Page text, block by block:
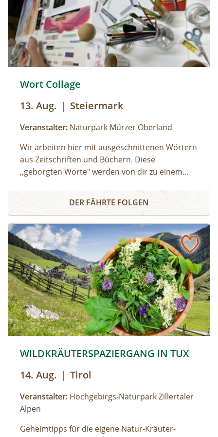
StundenKosten: Erwachsene € 14,- | Kinder (6-
14 Jahre) € 10,- | gratis mit der Sommercard
Wort Collage
13. Aug. | Steiermark
Veranstalter: Naturpark Mürzer Oberland
Wir arbeiten hier mit ausgeschnittenen Wörtern
aus Zeitschriften und Büchern. Diese
,,geborgten Worte" werden von dir zu einem
Worte können herumgeschoben oder
zurechtgeschnitten werden, bis eine für dich
Collagetechnik entstehen Bilder im Kopf. Diese
Bilder und momentane Gefühle können im
Anschluss mit unterschiedlichen Materealien
auf Papier gemalt werden. Der zuvor
entstandene Text wird als Abschluss auf das
gemalte Bild geklebt.
Wort Collage
DER FÄHRTE FOLGEN
© © Hochgebirgs-Naturpark Zillertaler Alpen
WILDKRÄUTERSPAZIERGANG IN TUX
14. Aug. | Tirol
Veranstalter: Hochgebirgs-Naturpark Zillertaler
Alpen
Geheimtipps für die eigene Natur-Kräuter-